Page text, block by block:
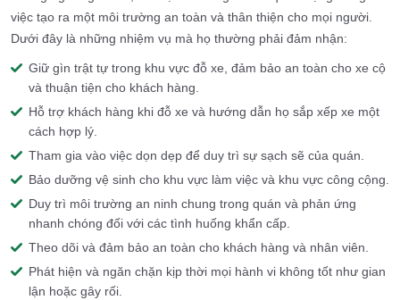
việc tạo ra một môi trường an toàn và thân thiện cho mọi người.
Dưới đây là những nhiệm vụ mà họ thường phải đảm nhận:
Giữ gìn trật tự trong khu vực đỗ xe, đảm bảo an toàn cho xe cộ
và thuận tiện cho khách hàng.
Hỗ trợ khách hàng khi đỗ xe và hướng dẫn họ sắp xếp xe một
cách hợp lý.
Tham gia vào việc dọn dẹp để duy trì sự sạch sẽ của quán.
Bảo dưỡng vệ sinh cho khu vực làm việc và khu vực công cộng.
Duy trì môi trường an ninh chung trong quán và phản ứng
nhanh chóng đối với các tình huống khẩn cấp.
Theo dõi và đảm bảo an toàn cho khách hàng và nhân viên.
Phát hiện và ngăn chặn kịp thời mọi hành vi không tốt như gian
lận hoặc gây rối.